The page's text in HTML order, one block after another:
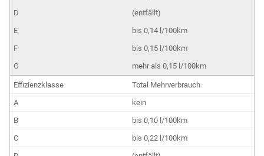
(entfällt)
bis 0,14 l/100km
bis 0,15 l/100km
mehr als 0,15 l/100km
Total Mehrverbrauch
kein
bis 0,10 l/100km
bis 0,22 l/100km